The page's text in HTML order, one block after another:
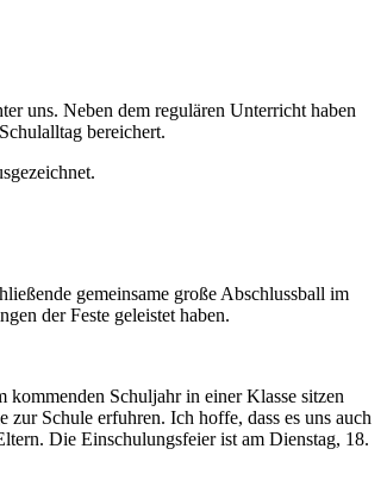
uns. Neben dem regulären Unterricht haben
bereichert.
gemeinsame große Abschlussball im
der Feste geleistet haben.
kommenden Schuljahr in einer Klasse sitzen
Schule erfuhren. Ich hoffe, dass es uns auch
Die Einschulungsfeier ist am Dienstag, 18.